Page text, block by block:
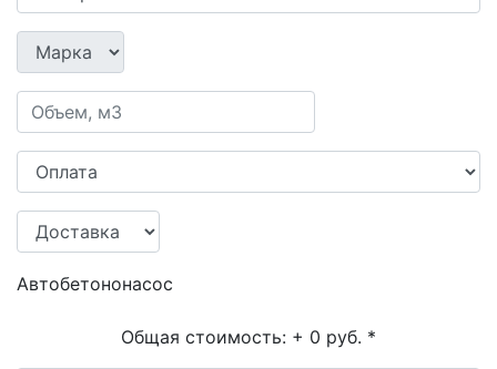
Автобетононасос
Общая стоимость: + 0 руб. *